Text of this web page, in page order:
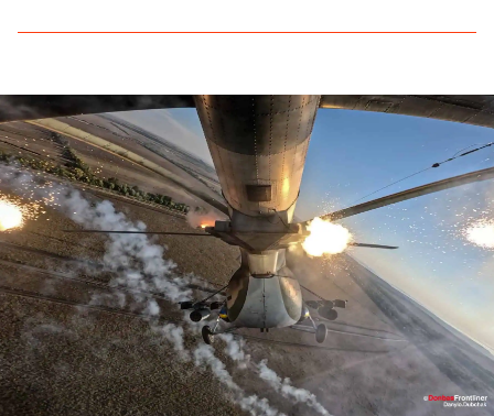
ПТСР, скеровує психотерапевт. Працівниця
центру, яка проводила екскурсію […]